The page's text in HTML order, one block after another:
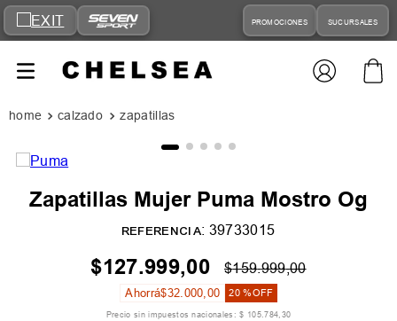
PROMOCIONES SUCURSALES
calzado zapatillas
Zapatillas Mujer Puma Mostro Og
REFERENCIA: 39733015
$127.999,00 $159.999,00
Ahorrá$32.000,00 20 %OFF
Precio sin impuestos nacionales:$ 105.784,30